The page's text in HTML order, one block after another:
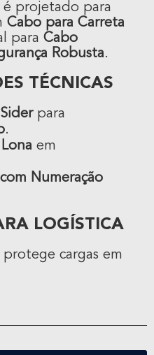
é projetado para
Cabo para Carreta
para Cabo
Robusta.
TÉCNICAS
para
.
em
Numeração
LOGÍSTICA
protege cargas em